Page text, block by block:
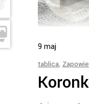
9maj
tablica,